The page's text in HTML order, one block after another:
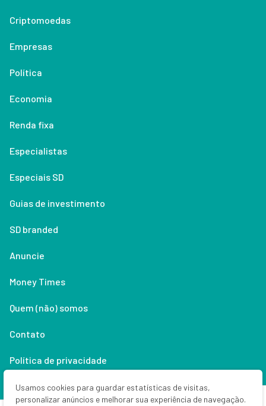
Criptomoedas
Empresas
Política
Economia
Renda fixa
Especialistas
Especiais SD
Guias de investimento
SD branded
Anuncie
Money Times
Quem (não) somos
Contato
Política de privacidade
Lifestyle
Usamos cookies para guardar estatísticas de visitas,
personalizar anúncios e melhorar sua experiência de navegação.